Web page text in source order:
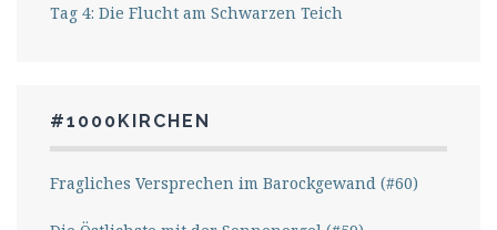
Tag 4: Die Flucht am Schwarzen Teich
#1000KIRCHEN
Fragliches Versprechen im Barockgewand (#60)